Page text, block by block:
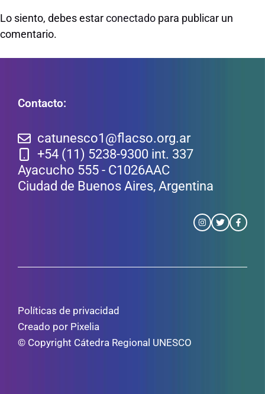
Lo siento, debes estarconectado para publicar un
comentario.
Contacto:
catunesco1@flacso.org.ar
+54 (11) 5238-9300 int. 337
Ayacucho 555 - C1026AAC
Ciudad de Buenos Aires, Argentina
© Copyright Cátedra Regional UNESCO
Políticas de privacidad
Creado por Pixelia